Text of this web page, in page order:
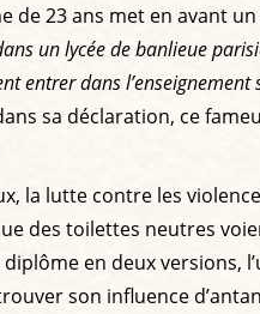
23 ans met en avant
un lycée de banlieue
entrer dans
sa déclaration, ce
la lutte contre les
des toilettes neutres
en deux versions,
son influence